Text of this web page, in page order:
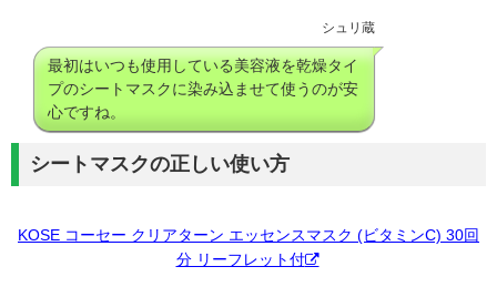
シュリ蔵
最初はいつも使用している美容液を乾燥タイ
プのシートマスクに染み込ませて使うのが安
心ですね。
シートマスクの正しい使い方
KOSE コーセー クリアターン エッセンスマスク (ビタミンC) 30回
分 リーフレット付